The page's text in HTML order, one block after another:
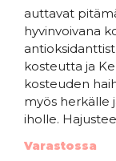
auttavat
hyvinvoivana
kosteutta ja
kosteuden
myös herkälle
iholle.
Varastossa